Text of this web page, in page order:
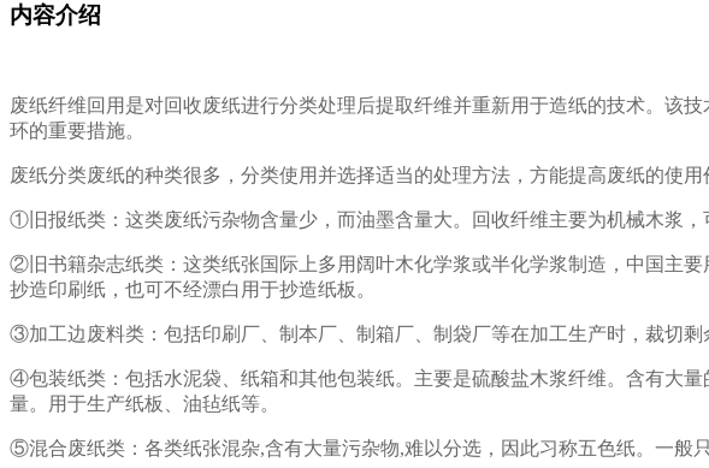
内容介绍
废纸纤维回用是对回收废纸进行分类处理后提取纤维并重新用于造纸的技术。该
环的重要措施。
废纸分类废纸的种类很多，分类使用并选择适当的处理方法，方能提高废纸的使用
①旧报纸类：这类废纸污杂物含量少，而油墨含量大。回收纤维主要为机械木浆，
②旧书籍杂志纸类：这类纸张国际上多用阔叶木化学浆或半化学浆制造，中国主
抄造印刷纸，也可不经漂白用于抄造纸板。
③加工边废料类：包括印刷厂、制本厂、制箱厂、制袋厂等在加工生产时，裁切剩
④包装纸类：包括水泥袋、纸箱和其他包装纸。主要是硫酸盐木浆纤维。含有大
量。用于生产纸板、油毡纸等。
⑤混合废纸类：各类纸张混杂,含有大量污杂物,难以分选，因此习称五色纸。一般